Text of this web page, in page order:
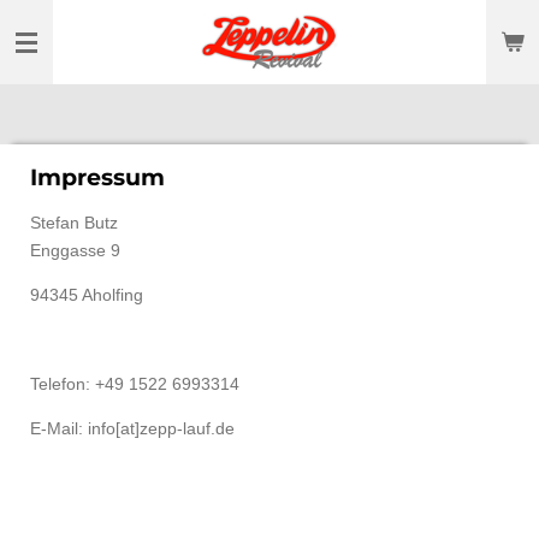
Hauptinhalt
Impressum
Stefan Butz
Enggasse 9
94345 Aholfing
Telefon: +49 1522 6993314
E-Mail: info[at]zepp-lauf.de